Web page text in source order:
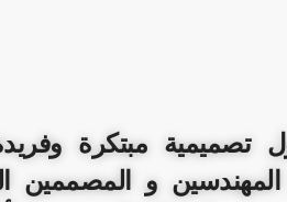
مبتكرة وفريدة
و